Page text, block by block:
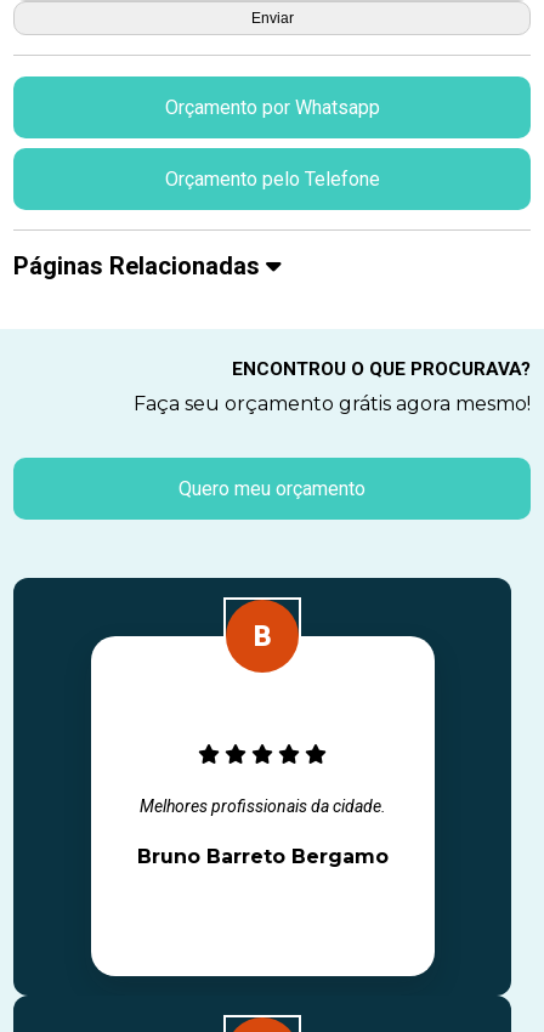
Orçamento por Whatsapp
Orçamento pelo Telefone
Páginas Relacionadas
ENCONTROU O QUE PROCURAVA?
Faça seu orçamento grátis agora mesmo!
Quero meu orçamento
Melhores profissionais da cidade.
Bruno Barreto Bergamo